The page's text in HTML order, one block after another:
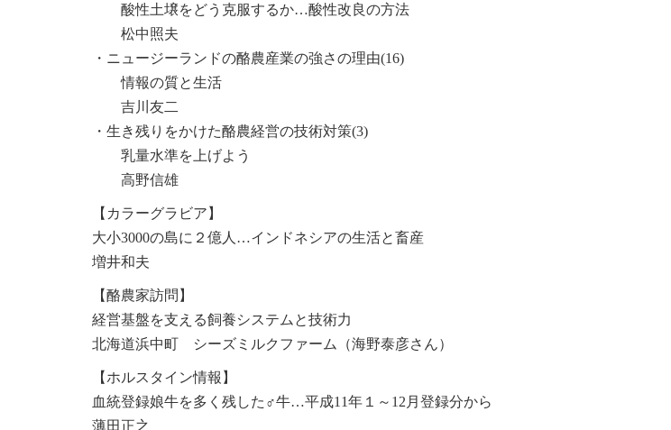
酸性土壌をどう克服するか…酸性改良の方法
松中照夫
・ニュージーランドの酪農産業の強さの理由(16)
情報の質と生活
吉川友二
・生き残りをかけた酪農経営の技術対策(3)
乳量水準を上げよう
高野信雄
【カラーグラビア】
大小3000の島に２億人…インドネシアの生活と畜産
増井和夫
【酪農家訪問】
経営基盤を支える飼養システムと技術力
北海道浜中町 シーズミルクファーム（海野泰彦さん）
【ホルスタイン情報】
血統登録娘牛を多く残した♂牛…平成11年１～12月登録分から
薄田正之